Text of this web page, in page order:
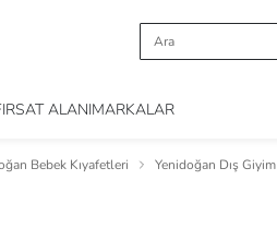
ALANIMARKALAR
Bebek Kıyafetleri Yenidoğan Dış Giyim